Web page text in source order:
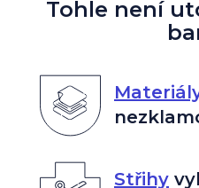
Tohle není
Střihy